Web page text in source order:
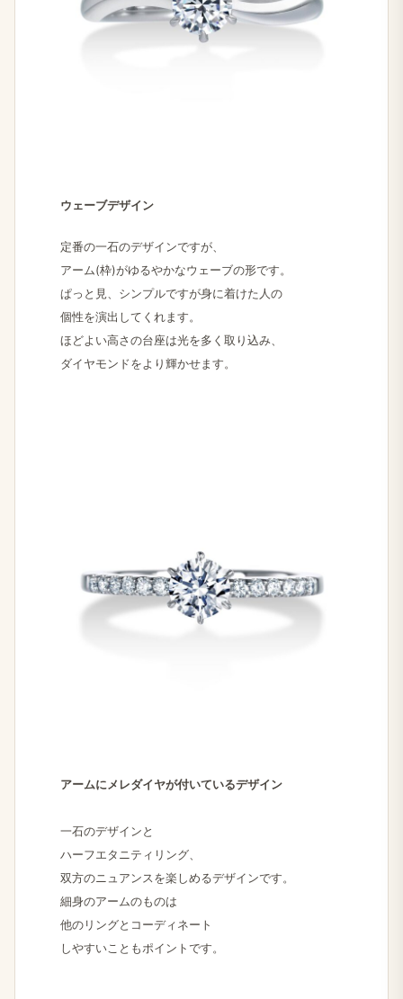
ウェーブデザイン
定番の​一石の​デザインですが、
アーム(枠)が​ゆる​やかな​ウェーブの​形です。
ぱっと​見、​シンプルですが​身に​着けた​人の
個性を​演出してくれます。
ほど​よい​高さの​台座は​光を​多く​取り込み、
ダイヤモンドを​より​輝かせます。
アームに​メレダイヤが​付いている​デザイン
一石の​デザインと
ハーフエタニティリング、
双方の​ニュアンスを​楽しめる​デザインです。
細身の​アームの​ものは
他の​リングと​コーディネート
しやすいことも​ポイントです。